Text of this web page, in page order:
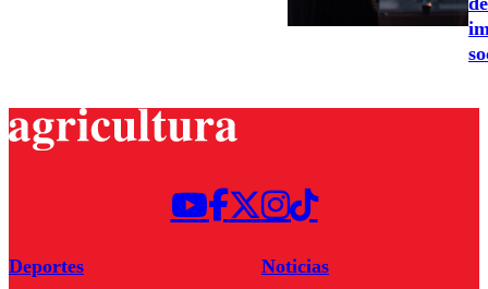
Deportes
Noticias